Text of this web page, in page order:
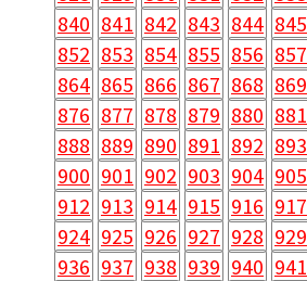
840 841 842 843 844 845
852 853 854 855 856 857
864 865 866 867 868 869
876 877 878 879 880 881
888 889 890 891 892 893
900 901 902 903 904 905
912 913 914 915 916 917
924 925 926 927 928 929
936 937 938 939 940 941